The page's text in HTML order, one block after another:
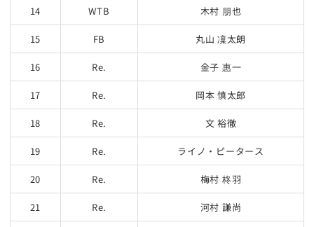
14 WTB 木村 朋也
15 FB 丸山 凜太朗
16 Re. 金子 惠一
17 Re. 岡本 慎太郎
18 Re. 文 裕徹
19 Re. ライノ・ピータース
20 Re. 梅村 柊羽
21 Re. 河村 謙尚